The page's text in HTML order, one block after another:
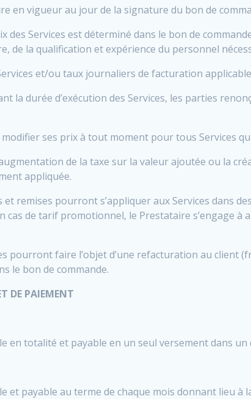
en vigueur au jour de la signature du bon de
Services est déterminé dans le bon de
de la qualification et expérience du personnel
et/ou taux journaliers de facturation
la durée d’exécution des Services, les parties
ses prix à tout moment pour tous Services
de la taxe sur la valeur ajoutée ou la
appliquée.
remises pourront s’appliquer aux Services dans
cas de tarif promotionnel, le Prestataire s’engage
pourront faire l’objet d’une refacturation au client
le bon de commande.
DE PAIEMENT
en totalité et payable en un seul versement dans
et payable au terme de chaque mois donnant lieu à